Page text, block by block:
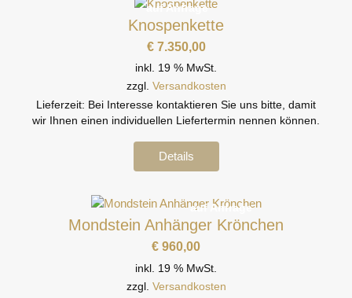
auf Anfrage
Knospenkette
€7.350,00
inkl. 19 % MwSt.
zzgl. Versandkosten
Lieferzeit: Bei Interesse kontaktieren Sie uns bitte, damit
wir Ihnen einen individuellen Liefertermin nennen können.
Details
auf Anfrage
Mondstein Anhänger Krönchen
€ 960,00
inkl. 19 % MwSt.
zzgl. Versandkosten